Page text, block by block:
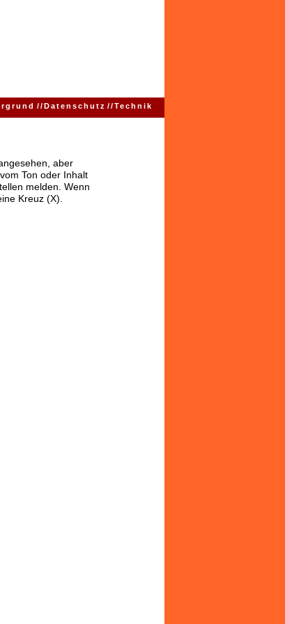
//Datenschutz //Technik
aber
Ton oder Inhalt
melden. Wenn
Kreuz (X).